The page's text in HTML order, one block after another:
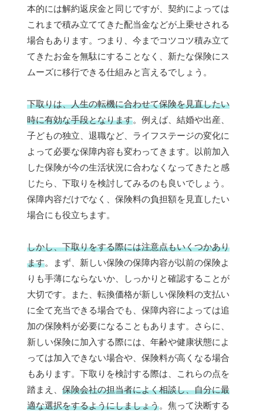
本的には解約返戻金と同じですが、契約によっては
これまで積み立ててきた配当金などが上乗せされる
場合もあります。つまり、今までコツコツ積み立て
てきたお金を無駄にすることなく、新たな保険にス
ムーズに移行できる仕組みと言えるでしょう。
下取りは、人生の転機に合わせて保険を見直したい
時に有効な手段となります。例えば、結婚や出産、
子どもの独立、退職など、ライフステージの変化に
よって必要な保障内容も変わってきます。以前加入
した保険が今の生活状況に合わなくなってきたと感
じたら、下取りを検討してみるのも良いでしょう。
保障内容だけでなく、保険料の負担額を見直したい
場合にも役立ちます。
しかし、下取りをする際には注意点もいくつかあり
ます。まず、新しい保険の保障内容が以前の保険よ
りも手薄にならないか、しっかりと確認することが
大切です。また、転換価格が新しい保険料の支払い
に全て充当できる場合でも、保障内容によっては追
加の保険料が必要になることもあります。さらに、
新しい保険に加入する際には、年齢や健康状態によ
っては加入できない場合や、保険料が高くなる場合
もあります。下取りを検討する際は、これらの点を
踏まえ、 保険会社の担当者によく相談し、自分に最
適な選択をするようにしましょう。焦って決断する